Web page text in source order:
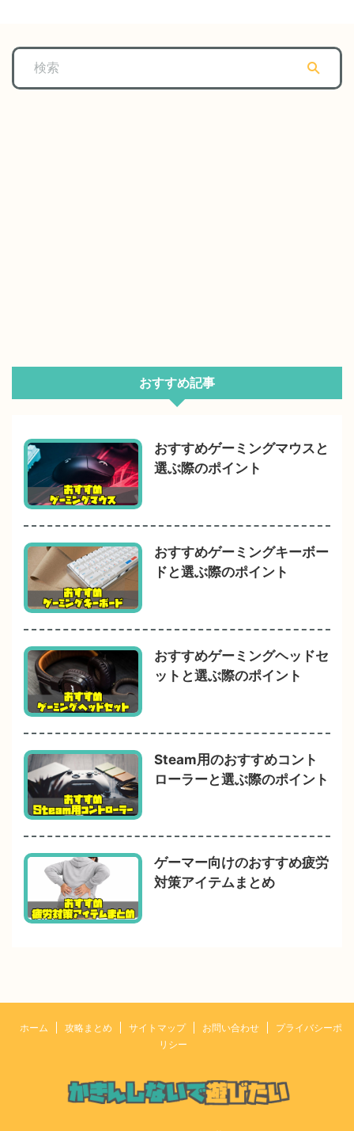
おすすめ記事
おすすめゲーミングマウスと
選ぶ際のポイント
おすすめゲーミングキーボー
ドと選ぶ際のポイント
おすすめゲーミングヘッドセ
ットと選ぶ際のポイント
Steam用のおすすめコント
ローラーと選ぶ際のポイント
ゲーマー向けのおすすめ疲労
対策アイテムまとめ
ホーム 攻略まとめ サイトマップ お問い合わせ
プライバシーポ
リシー